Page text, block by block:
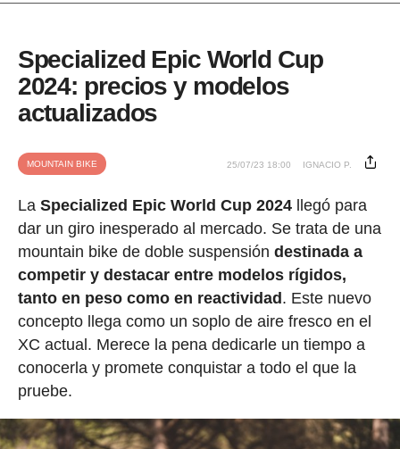
Specialized Epic World Cup
2024: precios y modelos
actualizados
MOUNTAIN BIKE 25/07/23 18:00 IGNACIO P.
La Specialized Epic World Cup 2024llegó para
dar un giro inesperado al mercado. Se trata de una
mountain bike de doble suspensión destinada a
competir y destacar entre modelos rígidos,
tanto en peso como en reactividad. Este nuevo
concepto llega como un soplo de aire fresco en el
XC actual. Merece la pena dedicarle un tiempo a
conocerla y promete conquistar a todo el que la
pruebe.